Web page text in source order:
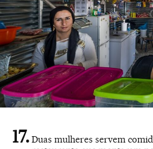
Duas mulheres servem